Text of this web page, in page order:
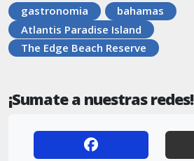
gastronomia
bahamas
Atlantis Paradise Island
The Edge Beach Reserve
¡Sumate a nuestras redes!